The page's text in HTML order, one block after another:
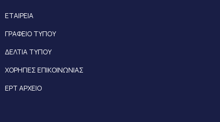
ΕΤΑΙΡΕΙΑ
ΓΡΑΦΕΙΟ ΤΥΠΟΥ
ΔΕΛΤΙΑ ΤΥΠΟΥ
ΧΟΡΗΓΙΕΣ ΕΠΙΚΟΙΝΩΝΙΑΣ
ΕΡΤ ΑΡΧΕΙΟ